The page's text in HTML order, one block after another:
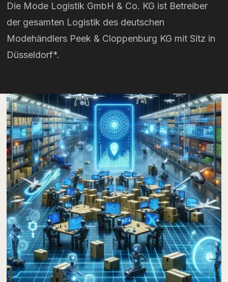
Die Mode Logistik GmbH & Co. KG ist Betreiber
der gesamten Logistik des deutschen
Modehändlers Peek & Cloppenburg KG mit Sitz in
Düsseldorf*.